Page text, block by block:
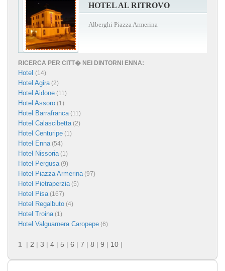
HOTEL AL RITROVO
Alberghi Piazza Armerina
RICERCA PER CITT� NEI DINTORNI ENNA:
Hotel (14)
Hotel Agira(2)
Hotel Aidone (11)
Hotel Assoro (1)
Hotel Barrafranca(11)
Hotel Calascibetta(2)
Hotel Centuripe (1)
Hotel Enna(54)
Hotel Nissoria(1)
Hotel Pergusa(9)
Hotel Piazza Armerina(97)
Hotel Pietraperzia(5)
Hotel Pisa(167)
Hotel Regalbuto (4)
Hotel Troina(1)
Hotel Valguarnera Caropepe (6)
1 | 2 | 3 | 4 | 5 | 6 | 7 | 8 | 9 | 10 |